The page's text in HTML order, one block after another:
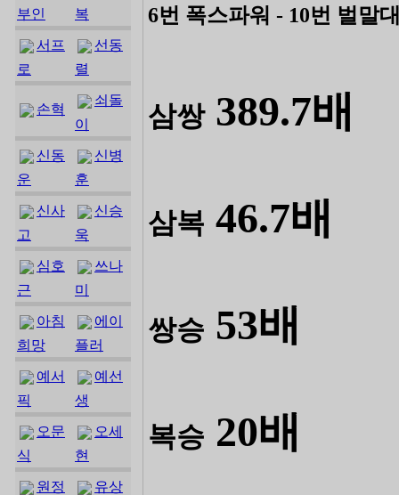
부인
복
서프
로
선동
렬
손혁
쇠돌
이
신동
운
신병
훈
신사
고
신승
욱
심호
근
쓰나
미
아침
희망
에이
플러
예서
픽
예선
생
오문
식
오세
현
원정
유상
6번 폭스파워 - 10번 벌말
삼쌍389.7배
삼복 46.7배
쌍승 53배
복승 20배